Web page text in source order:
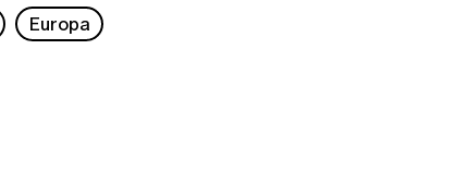
Europa